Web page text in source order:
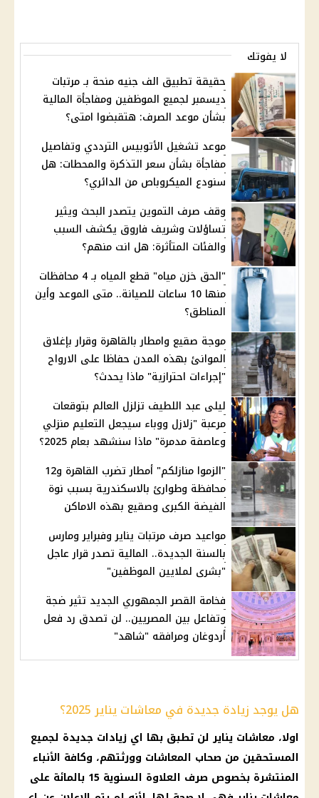
لا يفوتك
حقيقة تطبيق الف جنيه منحة بـ مرتبات
ديسمبر لجميع الموظفين ومفاجأة المالية
بشأن موعد الصرف: هتقبضوا امتى؟
موعد تشغيل الأتوبيس الترددي وتفاصيل
مفاجأة بشأن سعر التذكرة والمحطات: هل
سنودع الميكروباص من الدائري؟
وقف صرف التموين يتصدر البحث ويثير
تساؤلات وشريف فاروق يكشف السبب
والفئات المتأثرة: هل انت منهم؟
"الحق خزن مياه" قطع المياه بـ 4 محافظات
منها 10 ساعات للصيانة.. متى الموعد وأين
المناطق؟
موجة صقيع وامطار بالقاهرة وقرار بإغلاق
الموانئ بهذه المدن حفاظا على الارواح
"إجراءات احترازية" ماذا يحدث؟
ليلى عبد اللطيف تزلزل العالم بتوقعات
مرعبة "زلازل ووباء سيجعل التعليم منزلي
وعاصفة مدمرة" ماذا سنشهد بعام 2025؟
"الزموا منازلكم" أمطار تضرب القاهرة و12
محافظة وطوارئ بالاسكندرية بسبب نوة
الفيضة الكبرى وصقيع بهذه الاماكن
مواعيد صرف مرتبات يناير وفبراير ومارس
بالسنة الجديدة.. المالية تصدر قرار عاجل
"بشرى لملايين الموظفين"
فخامة القصر الجمهوري الجديد تثير ضجة
وتفاعل بين المصريين.. لن تصدق رد فعل
أردوغان ومرافقه "شاهد"
هل يوجد زيادة جديدة في معاشات يناير 2025؟
اولا، معاشات ينايرلن تطبق بها اي زيادات جديدة لجميع
المستحقين من صحاب المعاشات وورثتهم، وكافة الأنباء
المنتشرة بخصوص صرف العلاوة السنوية 15 بالمائة على